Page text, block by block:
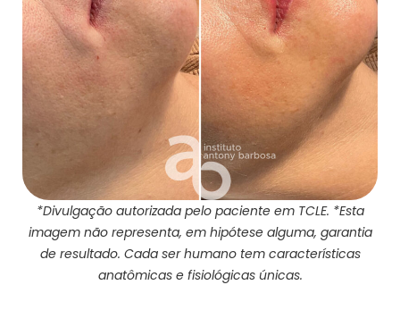
*Divulgação autorizada pelo paciente em TCLE. *Esta
imagem não representa, em hipótese alguma, garantia
de resultado. Cada ser humano tem características
anatômicas e fisiológicas únicas.